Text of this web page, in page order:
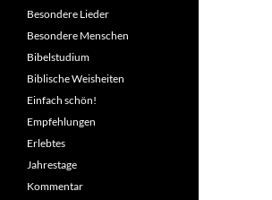
Besondere Lieder
Besondere Menschen
Bibelstudium
Biblische Weisheiten
Einfach schön!
Empfehlungen
Erlebtes
Jahrestage
Kommentar